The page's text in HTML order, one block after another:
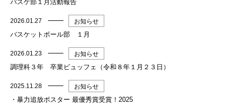
バスケ部１月活動報告
2026.01.27 お知らせ
バスケットボール部 １月
2026.01.23 お知らせ
調理科３年 卒業ビュッフェ（令和８年１月２３日）
2025.11.28 お知らせ
・暴力追放ポスター 最優秀賞受賞！2025